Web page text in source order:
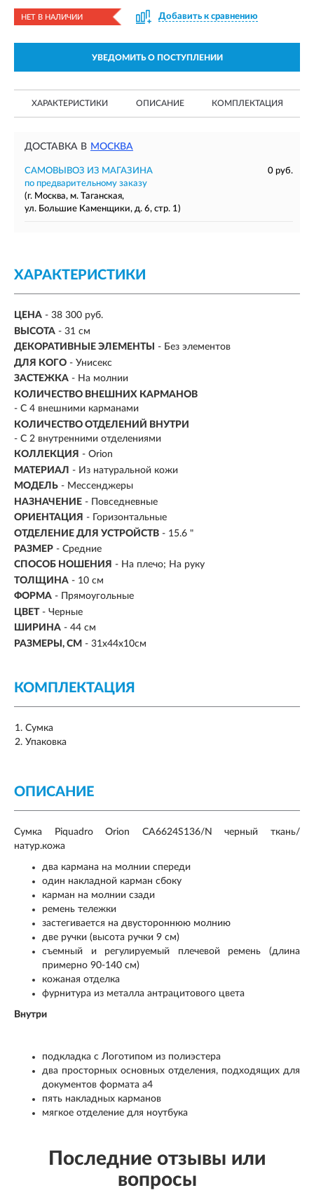
НЕТ В НАЛИЧИИ Добавить к сравнению
УВЕДОМИТЬ О ПОСТУПЛЕНИИ
ХАРАКТЕРИСТИКИ ОПИСАНИЕ КОМПЛЕКТАЦИЯ
ДОСТАВКА В МОСКВА
САМОВЫВОЗ ИЗ МАГАЗИНА
0 руб.
по предварительному заказу
(г. Москва, м. Таганская,
ул. Большие Каменщики, д. 6, стр. 1)
ХАРАКТЕРИСТИКИ
ЦЕНА - 38 300 руб.
ВЫСОТА - 31 см
ДЕКОРАТИВНЫЕ ЭЛЕМЕНТЫ
- Без элементов
ДЛЯ КОГО - Унисекс
ЗАСТЕЖКА - На молнии
КОЛИЧЕСТВО ВНЕШНИХ КАРМАНОВ
- С 4 внешними карманами
КОЛИЧЕСТВО ОТДЕЛЕНИЙ ВНУТРИ
- С 2 внутренними отделениями
КОЛЛЕКЦИЯ - Orion
МАТЕРИАЛ - Из натуральной кожи
МОДЕЛЬ - Мессенджеры
НАЗНАЧЕНИЕ - Повседневные
ОРИЕНТАЦИЯ - Горизонтальные
ОТДЕЛЕНИЕ ДЛЯ УСТРОЙСТВ - 15.6 "
РАЗМЕР - Средние
СПОСОБ НОШЕНИЯ - На плечо; На руку
ТОЛЩИНА - 10 см
ФОРМА - Прямоугольные
ЦВЕТ - Черные
ШИРИНА - 44 см
РАЗМЕРЫ, СМ - 31x44x10см
КОМПЛЕКТАЦИЯ
Сумка
Упаковка
ОПИСАНИЕ
Сумка Piquadro Orion CA6624S136/N черный ткань/
натур.кожа
два кармана на молнии спереди
один накладной карман сбоку
карман на молнии сзади
ремень тележки
застегивается на двустороннюю молнию
две ручки (высота ручки 9 см)
съемный и регулируемый плечевой ремень (длина
примерно 90-140 см)
кожаная отделка
фурнитура из металла антрацитового цвета
Внутри
подкладка с Логотипом из полиэстера
два просторных основных отделения, подходящих для
документов формата а4
пять накладных карманов
мягкое отделение для ноутбука
Последние отзывы или
вопросы